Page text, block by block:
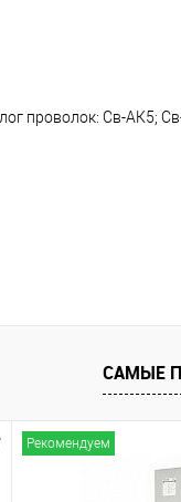
проволок: Св-АК5;
САМЫЕ
Рекомендуем